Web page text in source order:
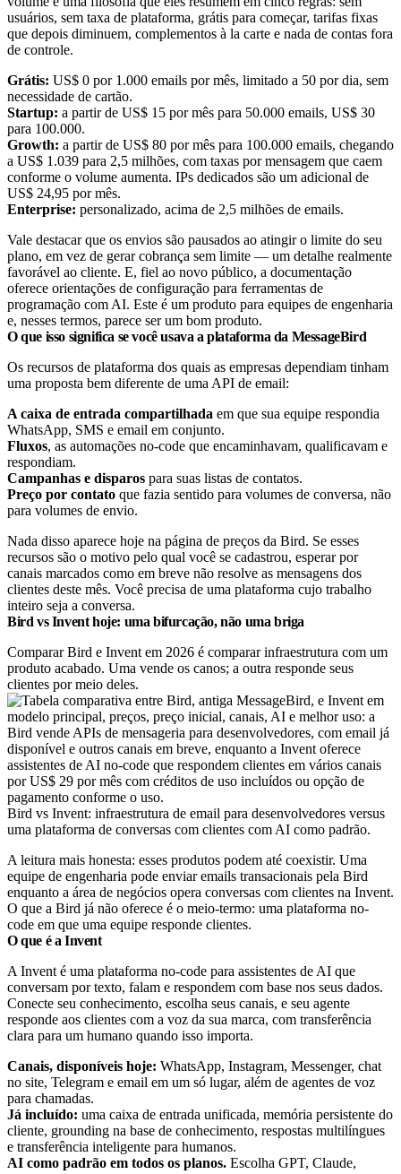
usuários, sem taxa de plataforma, grátis para começar, tarifas fixas
que depois diminuem, complementos à la carte e nada de contas fora
de controle.
Grátis: US$ 0 por 1.000 emails por mês, limitado a 50 por dia, sem
necessidade de cartão.
Startup: a partir de US$ 15 por mês para 50.000 emails, US$ 30
para 100.000.
Growth: a partir de US$ 80 por mês para 100.000 emails, chegando
a US$ 1.039 para 2,5 milhões, com taxas por mensagem que caem
conforme o volume aumenta. IPs dedicados são um adicional de
US$ 24,95 por mês.
Enterprise: personalizado, acima de 2,5 milhões de emails.
Vale destacar que os envios são pausados ao atingir o limite do seu
plano, em vez de gerar cobrança sem limite — um detalhe realmente
favorável ao cliente. E, fiel ao novo público, a documentação
oferece orientações de configuração para ferramentas de
programação com AI. Este é um produto para equipes de engenharia
e, nesses termos, parece ser um bom produto.
O que isso significa se você usava a plataforma da MessageBird
Os recursos de plataforma dos quais as empresas dependiam tinham
uma proposta bem diferente de uma API de email:
A caixa de entrada compartilhada em que sua equipe respondia
WhatsApp, SMS e email em conjunto.
Fluxos, as automações no-code que encaminhavam, qualificavam e
respondiam.
Campanhas e disparos para suas listas de contatos.
Preço por contato que fazia sentido para volumes de conversa, não
para volumes de envio.
Nada disso aparece hoje na página de preços da Bird. Se esses
recursos são o motivo pelo qual você se cadastrou, esperar por
canais marcados como em breve não resolve as mensagens dos
clientes deste mês. Você precisa de uma plataforma cujo trabalho
inteiro seja a conversa.
Bird vs Invent hoje: uma bifurcação, não uma briga
Comparar Bird e Invent em 2026 é comparar infraestrutura com um
produto acabado. Uma vende os canos; a outra responde seus
clientes por meio deles.
Bird vs Invent: infraestrutura de email para desenvolvedores versus
uma plataforma de conversas com clientes com AI como padrão.
A leitura mais honesta: esses produtos podem até coexistir. Uma
equipe de engenharia pode enviar emails transacionais pela Bird
enquanto a área de negócios opera conversas com clientes na Invent.
O que a Bird já não oferece é o meio-termo: uma plataforma no-
code em que uma equipe responde clientes.
O que é a Invent
A Invent é uma plataforma no-code para assistentes de AI que
conversam por texto, falam e respondem com base nos seus dados.
Conecte seu conhecimento, escolha seus canais, e seu agente
responde aos clientes com a voz da sua marca, com transferência
clara para um humano quando isso importa.
Canais, disponíveis hoje: WhatsApp, Instagram, Messenger, chat
no site, Telegram e email em um só lugar, além de agentes de voz
para chamadas.
Já incluído: uma caixa de entrada unificada, memória persistente do
cliente, grounding na base de conhecimento, respostas multilíngues
e transferência inteligente para humanos.
AI como padrão em todos os planos. Escolha GPT, Claude,